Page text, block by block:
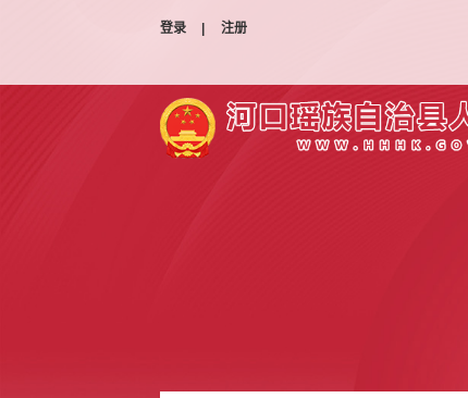
登录
注册